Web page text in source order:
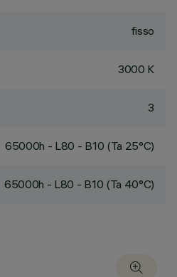
fisso
3000 K
3
65000h - L80 - B10 (Ta 25°C)
65000h - L80 - B10 (Ta 40°C)